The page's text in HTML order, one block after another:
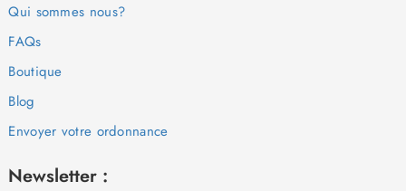
Qui sommes nous?
FAQs
Boutique
Blog
Envoyer votre ordonnance
Newsletter :